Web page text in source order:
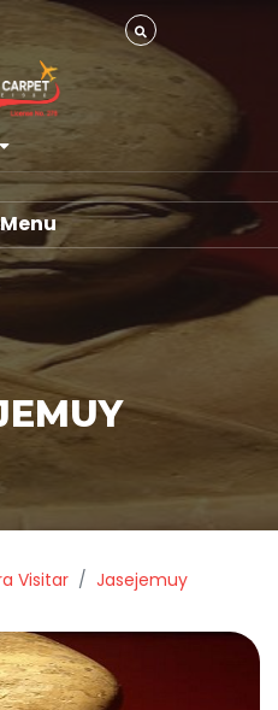
Menu
Visitar Jasejemuy